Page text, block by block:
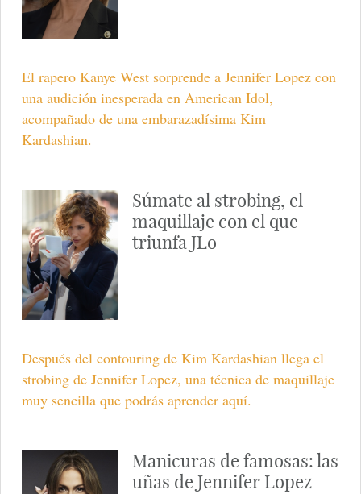
El rapero Kanye West sorprende a Jennifer Lopez con
una audición inesperada en American Idol,
acompañado de una embarazadísima Kim
Kardashian.
Súmate al strobing, el
maquillaje con el que
triunfa JLo
Después del contouring de Kim Kardashian llega el
strobing de Jennifer Lopez, una técnica de maquillaje
muy sencilla que podrás aprender aquí.
Manicuras de famosas: las
uñas de Jennifer Lopez